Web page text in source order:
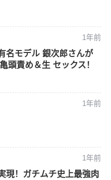
1年前
名モデル 銀次郎さんが
頭責め＆生 セックス！
1年前
1年前
現！ガチムチ史上最強肉